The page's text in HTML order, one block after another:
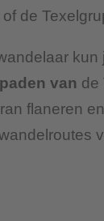
de
kun
van de
flaneren